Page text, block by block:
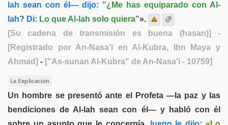
lah sean con él— dijo: "¿Me has equiparado con Al-
lah? Di: Lo que Al-lah solo quiera"».
[Su cadena de transmisión es buena (hasan)] -
[Registrado por An-Nasa'i en Al-Kubra, Ibn Maya y
Ahmad] - ["As-sunan Al-Kubra" de An-Nasa'i - 10759]
La Explicación
Un hombre se presentó ante el Profeta —la paz y las
bendiciones de Al-lah sean con él— y habló con él